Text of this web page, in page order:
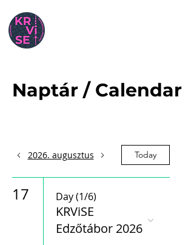
Naptár / Calendar
2026. augusztus Today
17 Day (1/6)
KRViSE
Edzőtábor 2026